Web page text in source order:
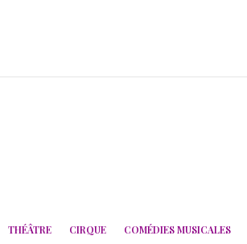
THÉÂTRE CIRQUE COMÉDIES MUSICALES